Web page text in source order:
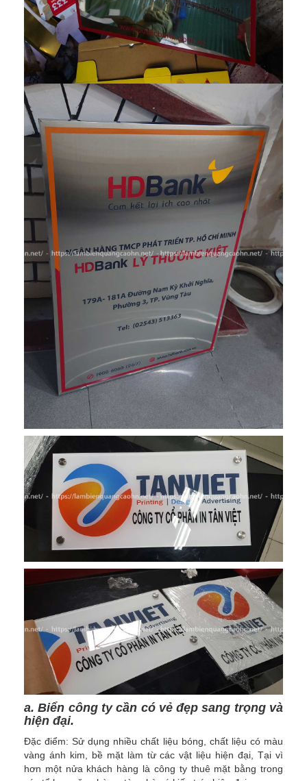
a. Biển công ty cần có vẻ đẹp sang trọng và
hiện đại.
Đặc điểm: Sử dụng nhiều chất liệu bóng, chất liệu có màu
vàng ánh kim, bề mặt làm từ các vật liệu hiện đại, Tại vì
hơn một nửa khách hàng là công ty thuê mặt bằng trong